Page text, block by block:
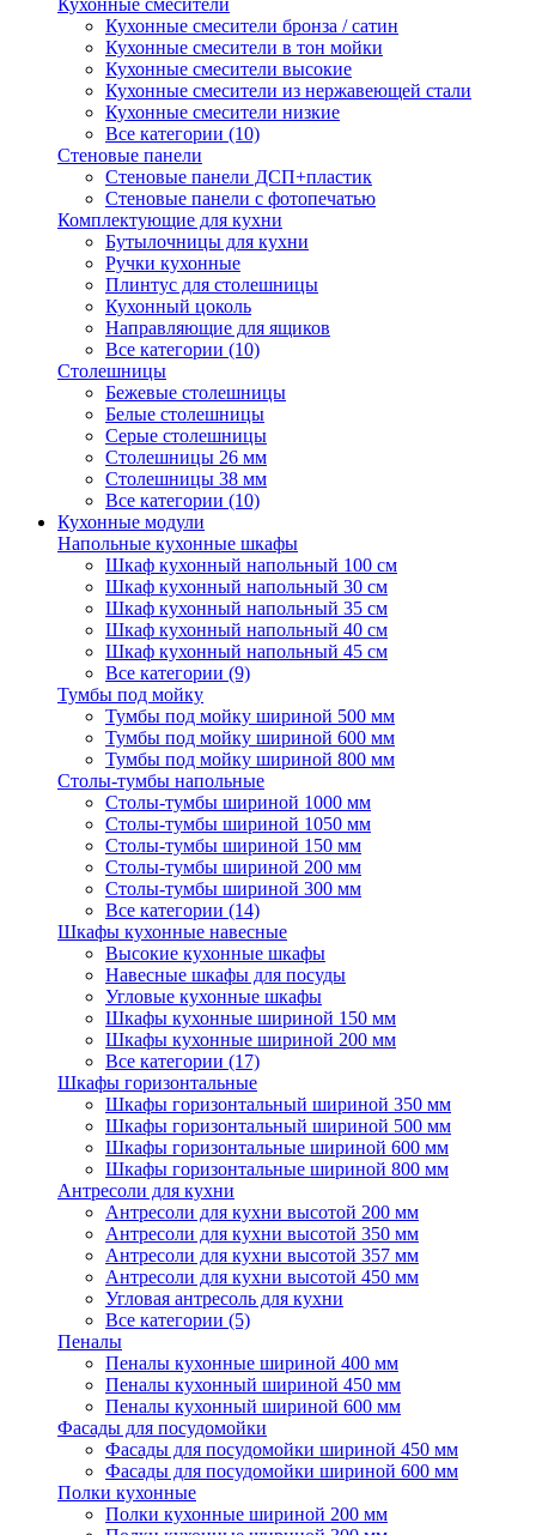
Кухонные смесители
Кухонные смесители бронза / сатин
Кухонные смесители в тон мойки
Кухонные смесители высокие
Кухонные смесители из нержавеющей стали
Кухонные смесители низкие
Все категории (10)
Стеновые панели
Стеновые панели ДСП+пластик
Стеновые панели с фотопечатью
Комплектующие для кухни
Бутылочницы для кухни
Ручки кухонные
Плинтус для столешницы
Кухонный цоколь
Направляющие для ящиков
Все категории (10)
Столешницы
Бежевые столешницы
Белые столешницы
Серые столешницы
Столешницы 26 мм
Столешницы 38 мм
Все категории (10)
Кухонные модули
Напольные кухонные шкафы
Шкаф кухонный напольный 100 см
Шкаф кухонный напольный 30 см
Шкаф кухонный напольный 35 см
Шкаф кухонный напольный 40 см
Шкаф кухонный напольный 45 см
Все категории (9)
Тумбы под мойку
Тумбы под мойку шириной 500 мм
Тумбы под мойку шириной 600 мм
Тумбы под мойку шириной 800 мм
Столы-тумбы напольные
Столы-тумбы шириной 1000 мм
Столы-тумбы шириной 1050 мм
Столы-тумбы шириной 150 мм
Столы-тумбы шириной 200 мм
Столы-тумбы шириной 300 мм
Все категории (14)
Шкафы кухонные навесные
Высокие кухонные шкафы
Навесные шкафы для посуды
Угловые кухонные шкафы
Шкафы кухонные шириной 150 мм
Шкафы кухонные шириной 200 мм
Все категории (17)
Шкафы горизонтальные
Шкафы горизонтальный шириной 350 мм
Шкафы горизонтальный шириной 500 мм
Шкафы горизонтальные шириной 600 мм
Шкафы горизонтальные шириной 800 мм
Антресоли для кухни
Антресоли для кухни высотой 200 мм
Антресоли для кухни высотой 350 мм
Антресоли для кухни высотой 357 мм
Антресоли для кухни высотой 450 мм
Угловая антресоль для кухни
Все категории (5)
Пеналы
Пеналы кухонные шириной 400 мм
Пеналы кухонный шириной 450 мм
Пеналы кухонный шириной 600 мм
Фасады для посудомойки
Фасады для посудомойки шириной 450 мм
Фасады для посудомойки шириной 600 мм
Полки кухонные
Полки кухонные шириной 200 мм